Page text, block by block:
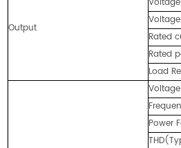
Output
Rated
Rated
Load
Power